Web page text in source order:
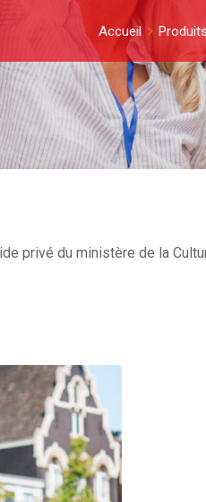
Accueil Produits
privé du ministère de la